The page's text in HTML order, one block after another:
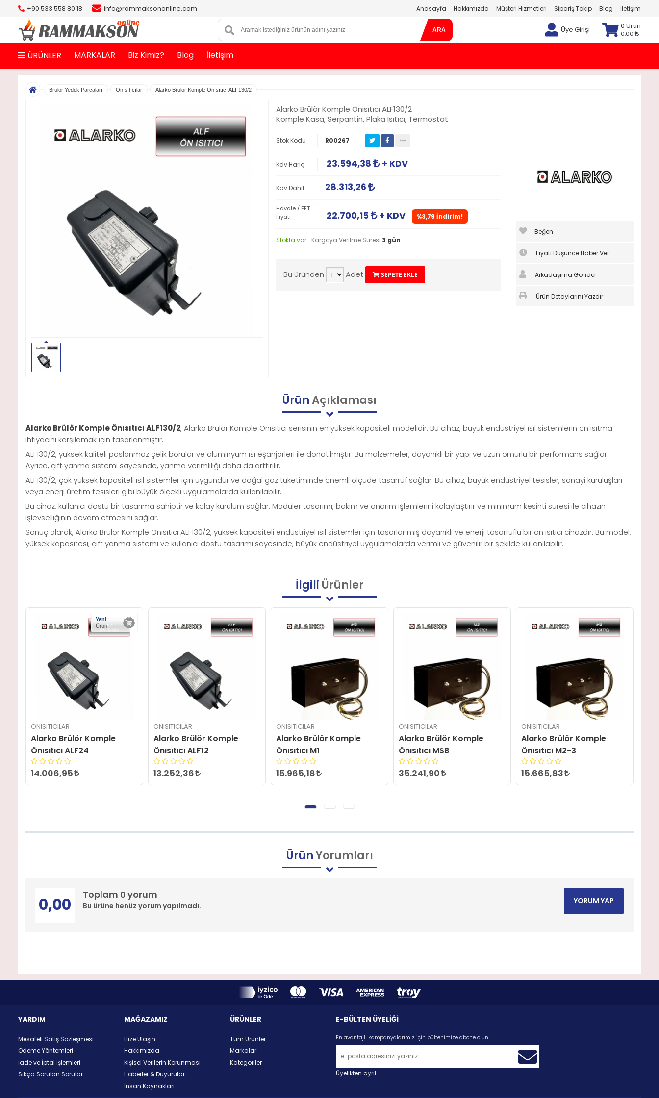
+90 533 558 80 18 info@rammaksononline.com Anasayfa Hakkımızda Müşteri Hizmetleri Sipariş Takip Blog İletişim
ARA Üye Girişi 0 Ürün
0,00
ÜRÜNLER MARKALAR Biz Kimiz? Blog İletişim
Brülör Yedek Parçaları Önısıtıcılar Alarko Brülör Komple Önısıtıcı ALF130/2
Alarko Brülör Komple Önısıtıcı ALF130/2
Komple Kasa, Serpantin, Plaka Isıtıcı, Termostat
Stok Kodu R00267
Kdv Hariç 23.594,38 + KDV
Kdv Dahil 28.313,26
Havale / EFT
Fiyatı
22.700,15 + KDV %3,79 İndirim!
Stokta var Kargoya Verilme Süresi 3 gün
Bu üründen Adet SEPETE EKLE
Beğen
Fiyatı Düşünce Haber Ver
Arkadaşıma Gönder
Ürün Detaylarını Yazdır
ÜrünAçıklaması
Alarko Brülör Komple Önısıtıcı ALF130/2, Alarko Brülör Komple Önısıtıcı serisinin en yüksek kapasiteli modelidir. Bu cihaz, büyük endüstriyel ısıl sistemlerin ön ısıtma
ihtiyacını karşılamak için tasarlanmıştır.
ALF130/2, yüksek kaliteli paslanmaz çelik borular ve alüminyum ısı eşanjörleri ile donatılmıştır. Bu malzemeler, dayanıklı bir yapı ve uzun ömürlü bir performans sağlar.
Ayrıca, çift yanma sistemi sayesinde, yanma verimliliği daha da arttırılır.
ALF130/2, çok yüksek kapasiteli ısıl sistemler için uygundur ve doğal gaz tüketiminde önemli ölçüde tasarruf sağlar. Bu cihaz, büyük endüstriyel tesisler, sanayi kuruluşları
veya enerji üretim tesisleri gibi büyük ölçekli uygulamalarda kullanılabilir.
Bu cihaz, kullanıcı dostu bir tasarıma sahiptir ve kolay kurulum sağlar. Modüler tasarımı, bakım ve onarım işlemlerini kolaylaştırır ve minimum kesinti süresi ile cihazın
işlevselliğinin devam etmesini sağlar.
Sonuç olarak, Alarko Brülör Komple Önısıtıcı ALF130/2, yüksek kapasiteli endüstriyel ısıl sistemler için tasarlanmış dayanıklı ve enerji tasarruflu bir ön ısıtıcı cihazdır. Bu model,
yüksek kapasitesi, çift yanma sistemi ve kullanıcı dostu tasarımı sayesinde, büyük endüstriyel uygulamalarda verimli ve güvenilir bir şekilde kullanılabilir.
İlgili Ürünler
ÖNISITICILAR
Alarko Brülör Komple
Önısıtıcı ALF12
13.252,36
ÖNISITICILAR
Alarko Brülör Komple
Önısıtıcı M1
15.965,18
ÖNISITICILAR
Alarko Brülör Komple
Önısıtıcı MS8
35.241,90
ÖNISITICILAR
Alarko Brülör Komple
Önısıtıcı M2-3
15.665,83
ÖNISITICILAR
Alarko Brülör Komple
Önısıtıcı RMS10
60.243,62
ÜrünYorumları
Toplam 0 yorum
Bu ürüne henüz yorum yapılmadı.
0,00 YORUM YAP
YARDIM
Mesafeli Satış Sözleşmesi
Ödeme Yöntemleri
İade ve İptal İşlemleri
Sıkça Sorulan Sorular
MAĞAZAMIZ
Bize Ulaşın
Hakkımızda
Kişisel Verilerin Korunması
Haberler & Duyurular
İnsan Kaynakları
ÜRÜNLER
Tüm Ürünler
Markalar
Kategoriler
E-BÜLTEN ÜYELİĞİ
En avantajlı kampanyalarımız için bültenimize abone olun.
Üyelikten ayrıl